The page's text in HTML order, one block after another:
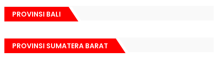
PROVINSI BALI
PROVINSI SUMATERA BARAT